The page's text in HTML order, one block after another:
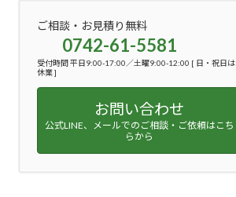
ご相談・お見積り無料
0742-61-5581
受付時間 平日9:00-17:00／土曜9:00-12:00 [ 日・祝日は
休業 ]
お問い合わせ
公式LINE、メールでのご相談・ご依頼はこち
らから